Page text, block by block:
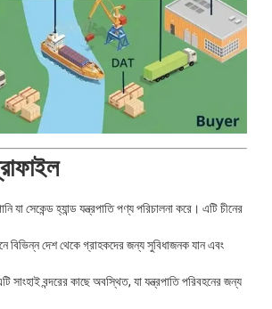
যা সেকেন্ড হ্যান্ড যন্ত্রপাতি পণ্য পরিচালনা করে। এটি চীনের
বিভিন্ন দেশ থেকে গ্রাহকদের জন্য সুবিধাজনক যান এবং
সাংহাই বন্দরের কাছে অবস্থিত, যা যন্ত্রপাতি পরিবহনের জন্য